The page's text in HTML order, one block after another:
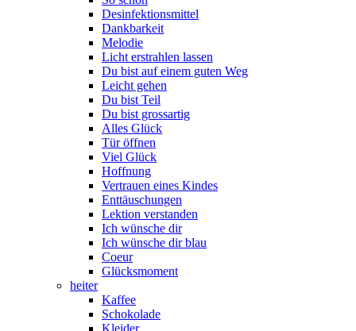
Desinfektionsmittel
Dankbarkeit
Melodie
Licht erstrahlen lassen
Du bist auf einem guten Weg
Leicht gehen
Du bist Teil
Du bist grossartig
Alles Glück
Tür öffnen
Viel Glück
Hoffnung
Vertrauen eines Kindes
Enttäuschungen
Lektion verstanden
Ich wünsche dir
Ich wünsche dir blau
Coeur
Glücksmoment
heiter
Kaffee
Schokolade
Kleider